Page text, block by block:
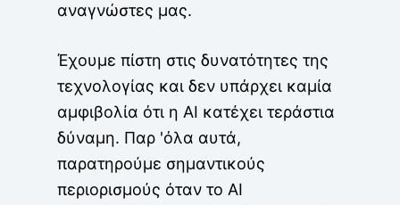
αναγνώστες μας.
Έχουμε πίστη στις δυνατότητες της
τεχνολογίας και δεν υπάρχει καμία
αμφιβολία ότι η AI κατέχει τεράστια
δύναμη. Παρ 'όλα αυτά,
παρατηρούμε σημαντικούς
περιορισμούς όταν το AI